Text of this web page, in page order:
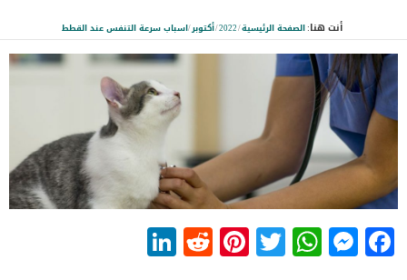
أنت هنا:الصفحة الرئيسية/
2022
/أكتوبر/اسباب سرعة التنفس عند القطط
Facebook
Messenger
WhatsApp
Twitter
Pinterest
Reddit